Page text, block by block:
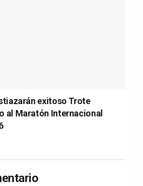
exitoso Trote
al Maratón Internacional